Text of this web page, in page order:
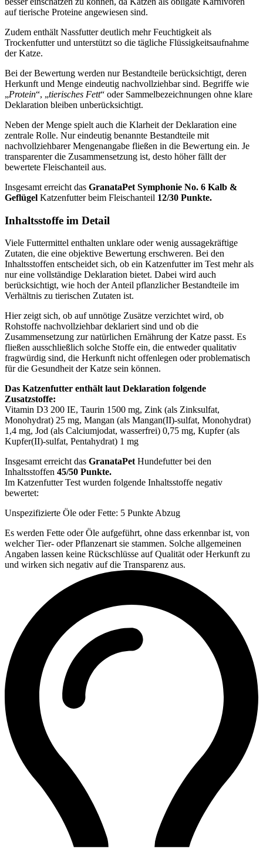
auf tierische Proteine angewiesen sind.
Zudem enthält Nassfutter deutlich mehr Feuchtigkeit als
Trockenfutter und unterstützt so die tägliche Flüssigkeitsaufnahme
der Katze.
Bei der Bewertung werden nur Bestandteile berücksichtigt, deren
Herkunft und Menge eindeutig nachvollziehbar sind. Begriffe wie
„Protein“, „tierisches Fett“ oder Sammelbezeichnungen ohne klare
Deklaration bleiben unberücksichtigt.
Neben der Menge spielt auch die Klarheit der Deklaration eine
zentrale Rolle. Nur eindeutig benannte Bestandteile mit
nachvollziehbarer Mengenangabe fließen in die Bewertung ein. Je
transparenter die Zusammensetzung ist, desto höher fällt der
bewertete Fleischanteil aus.
Insgesamt erreicht das GranataPet Symphonie No. 6 Kalb &
Geflügel Katzenfutterbeim Fleischanteil 12/30 Punkte.
Inhaltsstoffe im Detail
Viele Futtermittel enthalten unklare oder wenig aussagekräftige
Zutaten, die eine objektive Bewertung erschweren. Bei den
Inhaltsstoffen entscheidet sich, ob ein Katzenfutter im Test mehr als
nur eine vollständige Deklaration bietet. Dabei wird auch
berücksichtigt, wie hoch der Anteil pflanzlicher Bestandteile im
Verhältnis zu tierischen Zutaten ist.
Hier zeigt sich, ob auf unnötige Zusätze verzichtet wird, ob
Rohstoffe nachvollziehbar deklariert sind und ob die
Zusammensetzung zur natürlichen Ernährung der Katze passt. Es
fließen ausschließlich solche Stoffe ein, die entweder qualitativ
fragwürdig sind, die Herkunft nicht offenlegen oder problematisch
für die Gesundheit der Katze sein können.
Das Katzenfutter enthält laut Deklaration folgende
Zusatzstoffe:
Vitamin D3 200 IE, Taurin 1500 mg, Zink (als Zinksulfat,
Monohydrat) 25 mg, Mangan (als Mangan(II)-sulfat, Monohydrat)
1,4 mg, Jod (als Calcium­jodat, wasserfrei) 0,75 mg, Kupfer (als
Kupfer(II)-sulfat, Pentahydrat) 1 mg
Insgesamt erreicht das GranataPet Hundefutter bei den
Inhaltsstoffen 45/50 Punkte.
Im Katzenfutter Test wurden folgende Inhaltsstoffe negativ
bewertet:
Unspezifizierte Öle oder Fette: 5 Punkte Abzug
Es werden Fette oder Öle aufgeführt, ohne dass erkennbar ist, von
welcher Tier- oder Pflanzenart sie stammen. Solche allgemeinen
Angaben lassen keine Rückschlüsse auf Qualität oder Herkunft zu
und wirken sich negativ auf die Transparenz aus.